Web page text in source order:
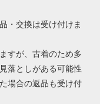
・交換は受け付けま
すが、古着のため多
落としがある可能性
場合の返品も受け付